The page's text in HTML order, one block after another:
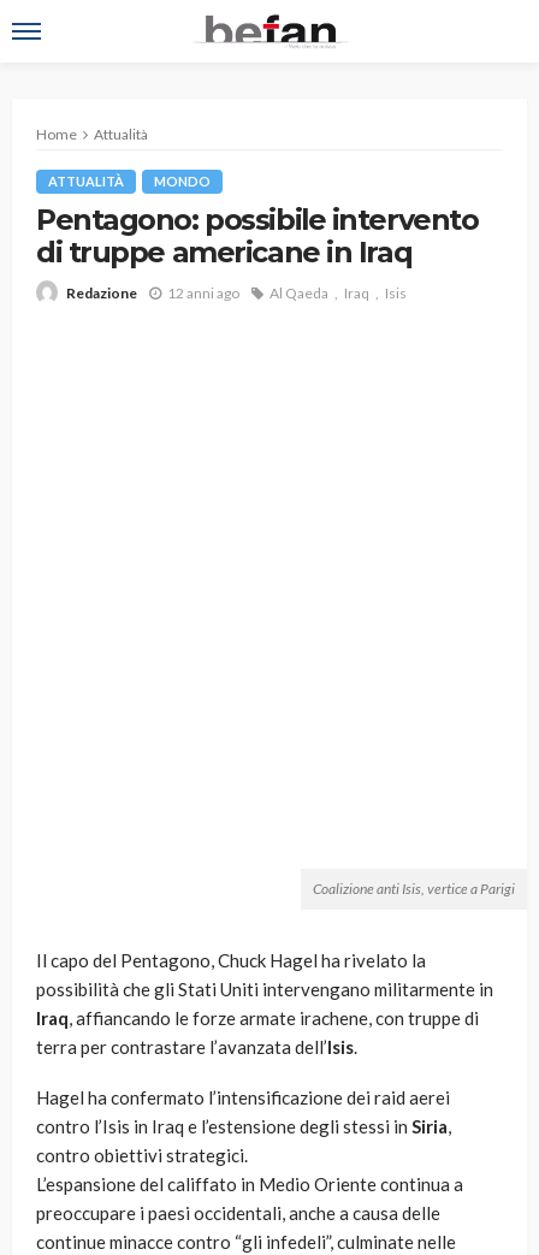
Home Attualità
ATTUALITÀ MONDO
Pentagono: possibile intervento
di truppe americane in Iraq
Redazione 12 anni ago Al Qaeda Iraq Isis
Coalizione anti Isis, vertice a Parigi
Il capo del Pentagono, Chuck Hagel ha rivelato la
possibilità che gli Stati Uniti intervengano militarmente in
Iraq, affiancando le forze armate irachene, con truppe di
terra per contrastare l’avanzata dell’Isis.
Hagel ha confermato l’intensificazione dei raid aerei
contro l’Isis in Iraq e l’estensione degli stessi in Siria,
contro obiettivi strategici.
L’espansione del califfato in Medio Oriente continua a
preoccupare i paesi occidentali, anche a causa delle
continue minacce contro “gli infedeli”, culminate nelle